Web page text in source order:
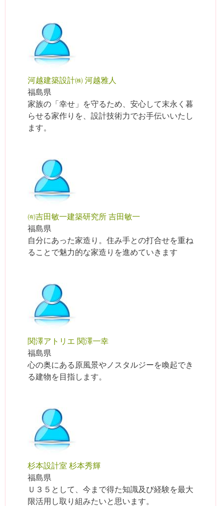
河越建築設計㈱ 河越雅人
福島県
家族の「幸せ」を守るため、安心して末永く暮
らせる家作りを、設計技術力でお手伝いいたし
ます。
㈲吉田敏一建築研究所 吉田敏一
福島県
自分にあった家造り。住み手との打合せを重ね
ることで魅力的な家造りを進めていきます
関澤アトリエ 関澤一幸
福島県
心の奥にある原風景やノスタルジーを喚起でき
る建物を目指します。
杉本設計室 杉本秀輝
福島県
Ｕ３５として、今まで得た知識及び経験を最大
限活用し取り組みたいと思います。